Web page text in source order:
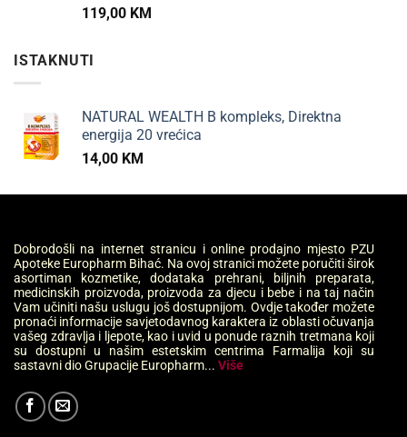
119,00 KM
ISTAKNUTI
NATURAL WEALTH B kompleks, Direktna
energija 20 vrećica
14,00 KM
Dobrodošli na internet stranicu i online prodajno mjesto PZU
Apoteke Europharm Bihać. Na ovoj stranici možete poručiti širok
asortiman kozmetike, dodataka prehrani, biljnih preparata,
medicinskih proizvoda, proizvoda za djecu i bebe i na taj način
Vam učiniti našu uslugu još dostupnijom. Ovdje također možete
pronaći informacije savjetodavnog karaktera iz oblasti očuvanja
vašeg zdravlja i ljepote, kao i uvid u ponude raznih tretmana koji
su dostupni u našim estetskim centrima Farmalija koji su
sastavni dio Grupacije Europharm... Više